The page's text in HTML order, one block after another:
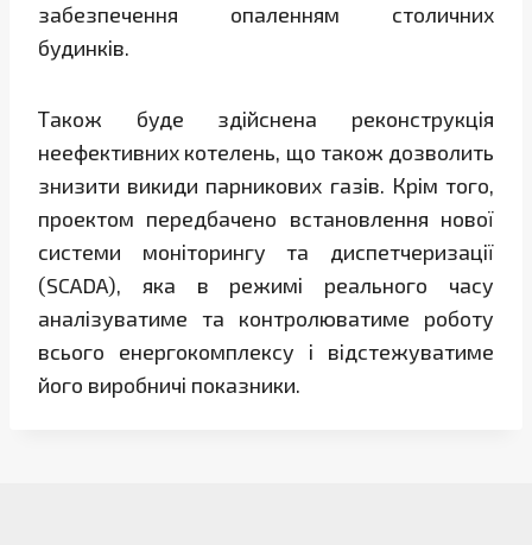
забезпечення опаленням столичних
будинків.
Також буде здійснена реконструкція
неефективних котелень, що також дозволить
знизити викиди парникових газів. Крім того,
проектом передбачено встановлення нової
системи моніторингу та диспетчеризації
(SCADA), яка в режимі реального часу
аналізуватиме та контролюватиме роботу
всього енергокомплексу і відстежуватиме
його виробничі показники.